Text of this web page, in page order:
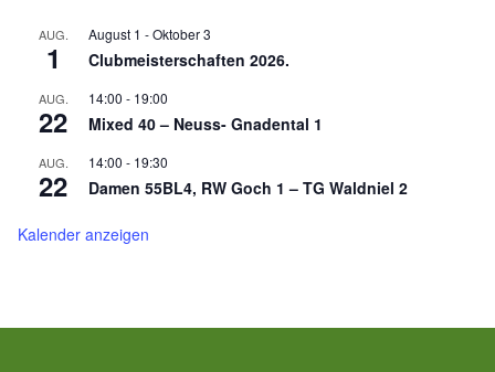
AUG.
1
August 1 -Oktober 3
Clubmeisterschaften 2026.
AUG.
22
14:00 - 19:00
Mixed 40 – Neuss- Gnadental 1
AUG.
22
14:00 - 19:30
Damen 55BL4, RW Goch 1 – TG Waldniel 2
Kalender anzeigen